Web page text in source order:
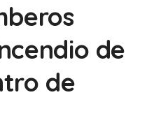
de
de